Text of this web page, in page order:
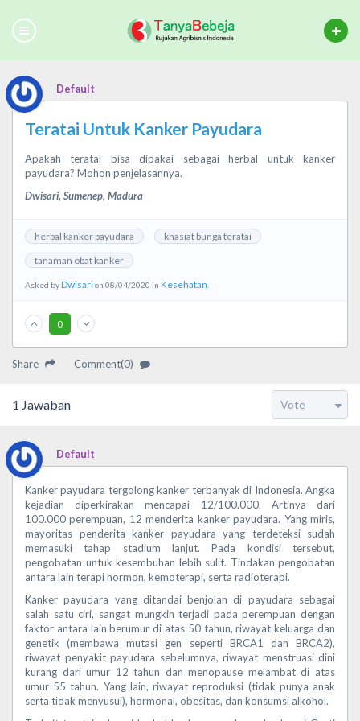
Default
Teratai Untuk Kanker Payudara
Apakah teratai bisa dipakai sebagai herbal untuk kanker
payudara? Mohon penjelasannya.
Dwisari, Sumenep, Madura
herbal kanker payudara
khasiat bunga teratai
tanaman obat kanker
Asked byDwisarion 08/04/2020 in Kesehatan
0
Share Comment(0)
1 Jawaban
Default
Kanker payudara tergolong kanker terbanyak di Indonesia. Angka
kejadian diperkirakan mencapai 12/100.000. Artinya dari
100.000 perempuan, 12 menderita kanker payudara. Yang miris,
mayoritas penderita kanker payudara yang terdeteksi sudah
memasuki tahap stadium lanjut. Pada kondisi tersebut,
pengobatan untuk kesembuhan lebih sulit. Tindakan pengobatan
antara lain terapi hormon, kemoterapi, serta radioterapi.
Kanker payudara yang ditandai benjolan di payudara sebagai
salah satu ciri, sangat mungkin terjadi pada perempuan dengan
faktor antara lain berumur di atas 50 tahun, riwayat keluarga dan
genetik (membawa mutasi gen seperti BRCA1 dan BRCA2),
riwayat penyakit payudara sebelumnya, riwayat menstruasi dini
kurang dari umur 12 tahun dan menopause melambat di atas
umur 55 tahun. Yang lain, riwayat reproduksi (tidak punya anak
serta tidak menyusui), hormonal, obesitas, dan konsumsi alkohol.